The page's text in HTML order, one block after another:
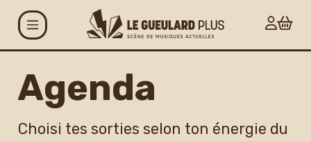
Aller au contenu principal
Agenda
Choisi tes sorties selon ton énergie du
Agenda
Projets